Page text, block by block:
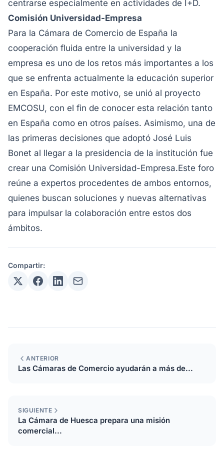
centrarse especialmente en actividades de I+D.
Comisión Universidad-Empresa
Para la Cámara de Comercio de España la
cooperación fluida entre la universidad y la
empresa es uno de los retos más importantes a los
que se enfrenta actualmente la educación superior
en España. Por este motivo, se unió al proyecto
EMCOSU, con el fin de conocer esta relación tanto
en España como en otros países. Asimismo, una de
las primeras decisiones que adoptó José Luis
Bonet al llegar a la presidencia de la institución fue
crear una Comisión Universidad-Empresa.Este foro
reúne a expertos procedentes de ambos entornos,
quienes buscan soluciones y nuevas alternativas
para impulsar la colaboración entre estos dos
ámbitos.
Compartir:
ANTERIOR
Las Cámaras de Comercio ayudarán a más de...
SIGUIENTE
La Cámara de Huesca prepara una misión
comercial...